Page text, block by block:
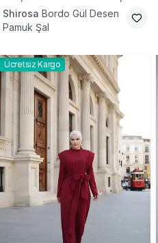
Shirosa Bordo Gül Desen
Pamuk Şal
Ücretsiz Kargo